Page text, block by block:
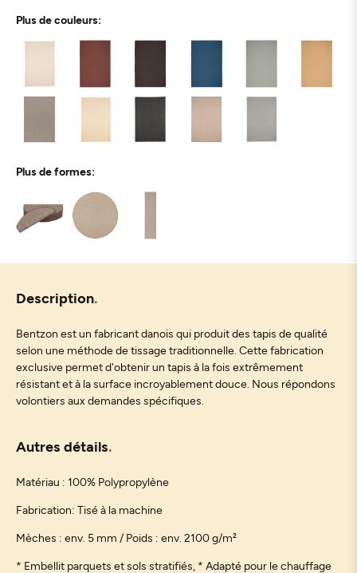
Plus de couleurs:
Plus de formes:
Description
Bentzon est un fabricant danois qui produit des tapis de qualité
selon une méthode de tissage traditionnelle. Cette fabrication
exclusive permet d'obtenir un tapis à la fois extrêmement
résistant et à la surface incroyablement douce. Nous répondons
volontiers aux demandes spécifiques.
Autres détails
Matériau : 100% Polypropylène
Fabrication: Tisé à la machine
Mèches : env. 5 mm / Poids : env. 2100 g/m²
* Embellit parquets et sols stratifiés, * Adapté pour le chauffage